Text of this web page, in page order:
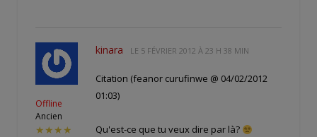
Offline
Ancien
★★★★
kinara LE 5 FÉVRIER 2012 À 23 H 38 MIN
Citation (feanor curufinwe @ 04/02/2012
01:03)
Qu'est-ce que tu veux dire par là?